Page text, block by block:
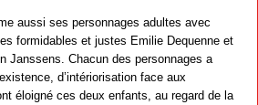
aussi ses personnages adultes avec
formidables et justes Emilie Dequenne et
Janssens. Chacun des personnages a
d’intériorisation face aux
éloigné ces deux enfants, au regard de la